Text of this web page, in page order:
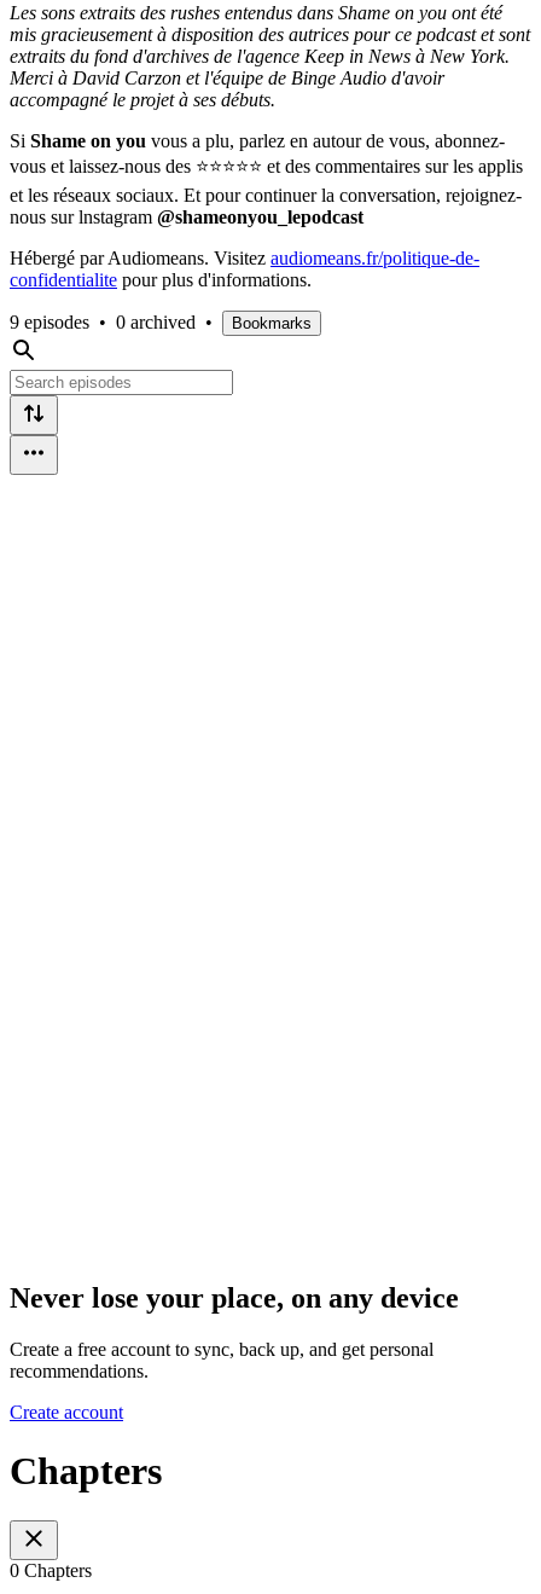
Les sons extraits des rushes entendus dans Shame on you ont été
mis gracieusement à disposition des autrices pour ce podcast et sont
extraits du fond d'archives de l'agence Keep in News à New York.
Merci à David Carzon et l'équipe de Binge Audio d'avoir
accompagné le projet à ses débuts.
Si Shame on you vous a plu, parlez en autour de vous, abonnez-
vous et laissez-nous des ⭐⭐⭐⭐⭐ et des commentaires sur les applis
et les réseaux sociaux. Et pour continuer la conversation, rejoignez-
nous sur lnstagram @shameonyou_lepodcast
Hébergé par Audiomeans. Visitez audiomeans.fr/politique-de-
confidentialite pour plus d'informations.
9 episodes • 0 archived • Bookmarks
Never lose your place, on any device
Create a free account to sync, back up, and get personal
recommendations.
Create account
Chapters
0 Chapters